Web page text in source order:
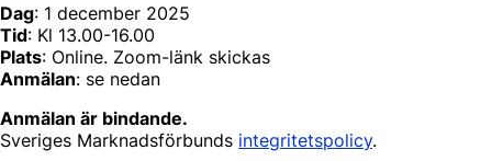
Dag: 1 december 2025
Tid: Kl 13.00-16.00
Plats: Online. Zoom-länk skickas
Anmälan: se nedan
Anmälan är bindande.
Sveriges Marknadsförbunds integritetspolicy.